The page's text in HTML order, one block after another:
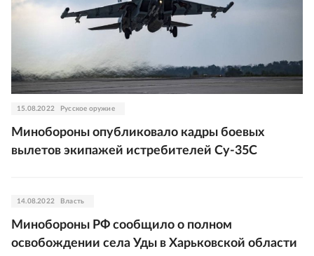
15.08.2022 Русское оружие
Минобороны опубликовало кадры боевых
вылетов экипажей истребителей Су-35С
14.08.2022 Власть
Минобороны РФ сообщило о полном
освобождении села Уды в Харьковской области